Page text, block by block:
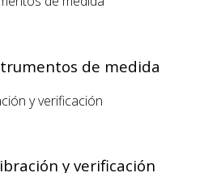
de medida
y verificación